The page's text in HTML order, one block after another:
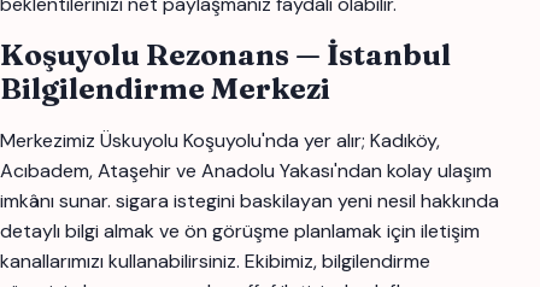
Koşuyolu Rezonans — İstanbul
Bilgilendirme Merkezi
Merkezimiz Üskuyolu Koşuyolu'nda yer alır; Kadıköy,
Acıbadem, Ataşehir ve Anadolu Yakası'ndan kolay ulaşım
imkânı sunar. sigara istegini baskilayan yeni nesil hakkında
detaylı bilgi almak ve ön görüşme planlamak için iletişim
kanallarımızı kullanabilirsiniz. Ekibimiz, bilgilendirme